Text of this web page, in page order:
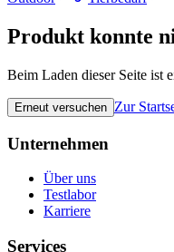
Produkt konnte
Beim Laden dieser Seite ist
Erneut versuchen Zur
Unternehmen
Über uns
Testlabor
Karriere
Services